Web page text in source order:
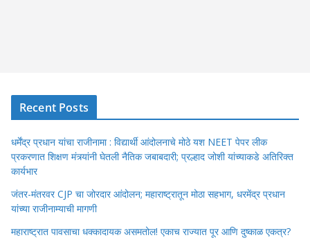
Recent Posts
धर्मेंद्र प्रधान यांचा राजीनामा : विद्यार्थी आंदोलनाचे मोठे यश NEET पेपर लीक
प्रकरणात शिक्षण मंत्र्यांनी घेतली नैतिक जबाबदारी; प्रल्हाद जोशी यांच्याकडे अतिरिक्त
कार्यभार
जंतर-मंतरवर CJP चा जोरदार आंदोलन; महाराष्ट्रातून मोठा सहभाग, धरमेंद्र प्रधान
यांच्या राजीनाम्याची मागणी
महाराष्ट्रात पावसाचा धक्कादायक असमतोल! एकाच राज्यात पूर आणि दुष्काळ एकत्र?